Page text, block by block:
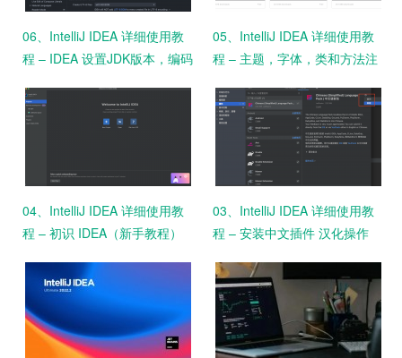
06、IntelliJ IDEA 详细使用教
程 – IDEA 设置JDK版本，编码
05、IntelliJ IDEA 详细使用教
程 – 主题，字体，类和方法注
04、IntelliJ IDEA 详细使用教
程 – 初识 IDEA（新手教程）
03、IntelliJ IDEA 详细使用教
程 – 安装中文插件 汉化操作